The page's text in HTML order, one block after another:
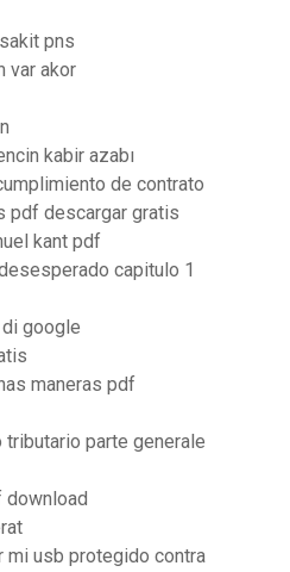
pns
var akor
kabir azabı
de contrato
pdf descargar gratis
kant pdf
capitulo 1
google
maneras pdf
parte generale
download
mi usb protegido contra